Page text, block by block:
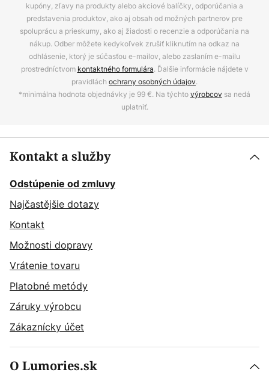
kupóny, zľavy na produkty alebo akciové balíčky, odporúčania a
predstavenia produktov, ako aj obsah od možných partnerov pre
spoluprácu a prieskumy, ako aj žiadosti o recenzie a odporúčania na
nákup. Odber môžete kedykoľvek zrušiť kliknutím na odkaz na
odhlásenie, ktorý je súčasťou e-mailov, alebo zaslaním e-mailu
prostredníctvom kontaktného formulára. Ďalšie informácie nájdete v
pravidlách ochrany osobných údajov.
*minimálna hodnota objednávky je 99 €. Na týchtovýrobcov sa nedá
uplatniť.
Kontakt a služby
Odstúpenie od zmluvy
Najčastějšie dotazy
Kontakt
Možnosti dopravy
Vrátenie tovaru
Platobné metódy
Záruky výrobcu
Zákaznícky účet
O Lumories.sk